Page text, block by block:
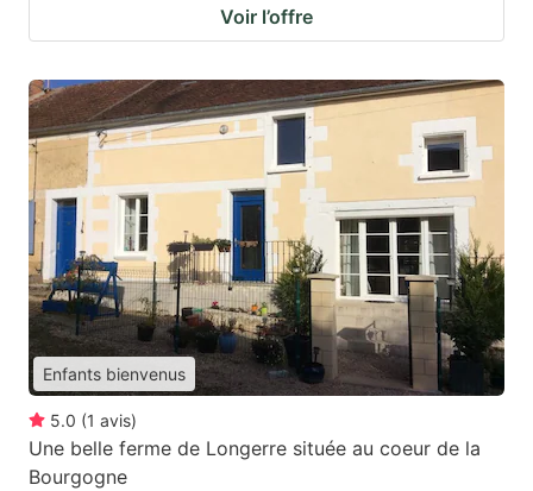
Voir l’offre
Enfants bienvenus
5.0 (1 avis)
Une belle ferme de Longerre située au coeur de la
Bourgogne